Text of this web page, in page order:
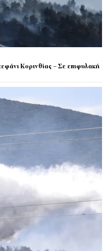
Κορινθίας – Σε επιφυλακή